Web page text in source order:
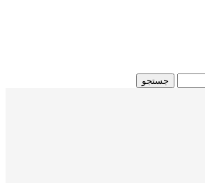
جستجو